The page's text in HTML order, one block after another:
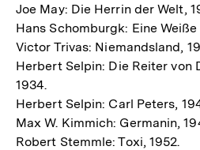
Joe May: Die Herrin der Welt,
Hans Schomburgk: Eine
Victor Trivas: Niemandsland,
Herbert Selpin: Die Reiter von
1934.
Herbert Selpin: Carl Peters,
Max W. Kimmich: Germanin,
Robert Stemmle: Toxi, 1952.